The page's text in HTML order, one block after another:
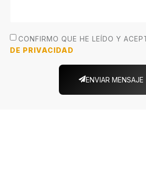
CONFIRMO QUE HE LEÍDO Y
DE PRIVACIDAD
ENVIAR MENSAJE